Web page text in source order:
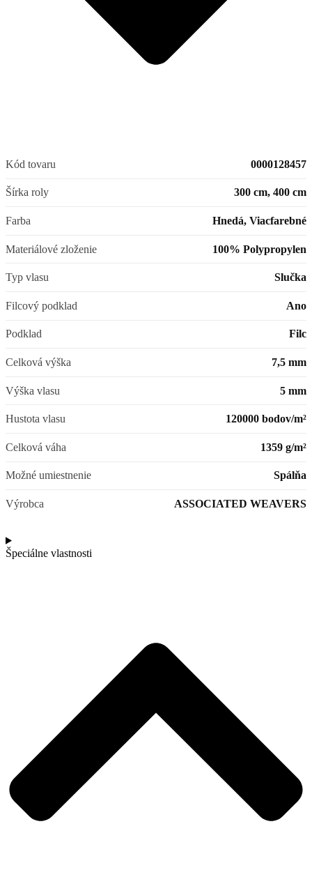
Kód tovaru 0000128457
Šírka roly 300 cm, 400 cm
Farba Hnedá, Viacfarebné
Materiálové zloženie 100% Polypropylen
Typ vlasu Slučka
Filcový podklad Ano
Podklad Filc
Celková výška 7,5 mm
Výška vlasu 5 mm
Hustota vlasu 120000 bodov/m²
Celková váha 1359 g/m²
Možné umiestnenie Spálňa
Výrobca ASSOCIATED WEAVERS
Špeciálne vlastnosti